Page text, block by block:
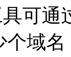
可通
个域